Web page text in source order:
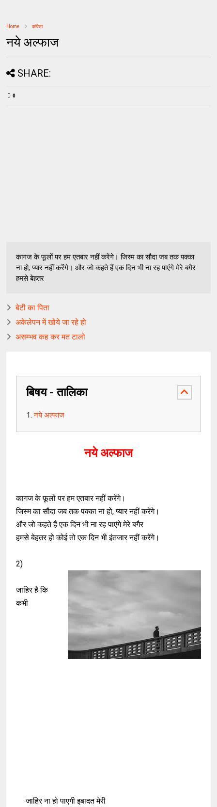
Home कविता
नये अल्फाज
SHARE:
0
कागज के फूलों पर हम एतबार नहीं करेंगे। जिस्म का सौदा जब तक पक्का
ना हो, प्यार नहीं करेंगे। और जो कहते हैं एक दिन भी ना रह पाएंगे मेरे बगैर
हमसे बेहतर
बेटी का पिता
अकेलेपन में खोये जा रहे हो
असम्भव कह कर मत टालो
बिषय - तालिका
नये अल्फाज
नये अल्फाज
कागज के फूलों पर हम एतबार नहीं करेंगे।
जिस्म का सौदा जब तक पक्का ना हो, प्यार नहीं करेंगे।
और जो कहते हैं एक दिन भी ना रह पाएंगे मेरे बगैर
हमसे बेहतर हो कोई तो एक दिन भी इंतजार नहीं करेंगे।
2)
जाहिर है कि
कभी
जाहिर ना हो पाएगी इबादत मेरी